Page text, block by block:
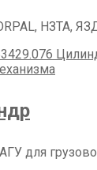
НЗТА,
для